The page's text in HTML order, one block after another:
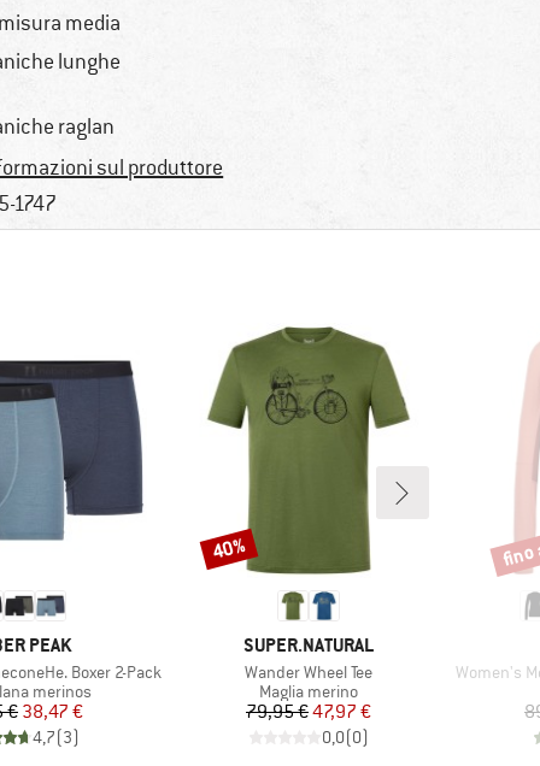
media
lunghe
raglan
sul produttore
1747
PEAK
Boxer 2-Pack
di prodotti
merinos
Prezzo
€Prezzo ridotto
38,47 €
4,7(3)
MARCHIO
SUPER.NATURAL
Articolo
Wander Wheel Tee
Gruppo di prodotti
Maglia merino
Prezzo
79,95 €Prezzo ridotto
47,97 €
0,0(0)
Sconto
40%
Articolo
Women's
fino